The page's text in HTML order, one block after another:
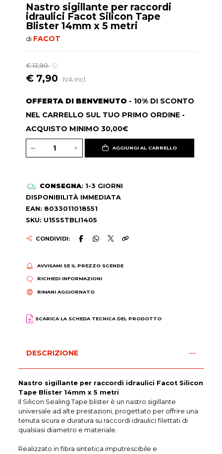
Nastro sigillante per raccordi
idraulici Facot Silicon Tape
Blister 14mm x 5 metri
di FACOT
€ 13,90
€ 7,90 IVA incl.
OFFERTA DI BENVENUTO - 10% DI SCONTO
NEL CARRELLO SUL TUO PRIMO ORDINE -
ACQUISTO MINIMO 30,00€
AGGIUNGI AL CARRELLO
CONSEGNA: 1-3 GIORNI
DISPONIBILITÀ IMMEDIATA
EAN: 8033011018551
SKU: U15SSTBLI1405
CONDIVIDI:
AVVISAMI SE IL PREZZO SCENDE
RICHIEDI INFORMAZIONI
RIMANI AGGIORNATO
SCARICA LA SCHEDA TECNICA DEL PRODOTTO
DESCRIZIONE
Nastro sigillante per raccordi idraulici Facot Silicon
Tape Blister 14mm x 5 metri
Il Silicon Sealing Tape blister è un nastro sigillante
universale ad alte prestazioni, progettato per offrire una
tenuta sicura e duratura su raccordi idraulici filettati di
qualsiasi diametro e materiale.
Realizzato in fibra sintetica imputrescibile e